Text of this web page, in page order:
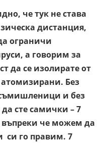
че тук не става
дистанция,
ограничи
а говорим за
да се изолирате от
Без
и без
сте самички – 7
че можем да
си го правим. 7